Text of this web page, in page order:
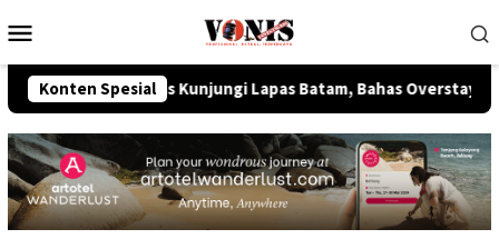
ke
Mobile
Konten Spesial
Imipas Kunjungi Lapas Batam, Bahas Overstaying dan KUHP